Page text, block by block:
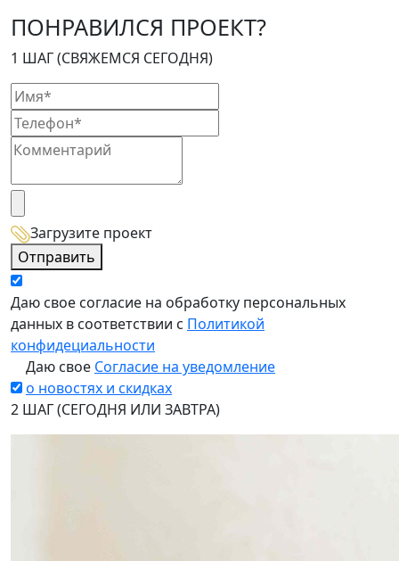
ПОНРАВИЛСЯ ПРОЕКТ?
1 ШАГ (СВЯЖЕМСЯ СЕГОДНЯ)
Загрузите проект
Отправить
Даю свое согласие на обработку персональных
данных в соответствии с Политикой
конфидециальности
Даю свое Согласие на уведомление
о новостях и скидках
2 ШАГ (СЕГОДНЯ ИЛИ ЗАВТРА)